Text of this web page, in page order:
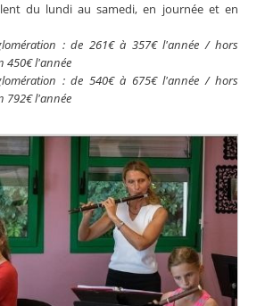
du lundi au samedi, en journée et en
: de 261€ à 357€ l'année / hors
450€ l'année
: de 540€ à 675€ l'année / hors
792€ l'année